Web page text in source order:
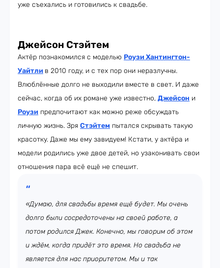
уже съехались и готовились к свадьбе.
Джейсон Стэйтем
Актёр познакомился с моделью Роузи Хантингтон-
Уайтли в 2010 году, и с тех пор они неразлучны.
Влюблённые долго не выходили вместе в свет. И даже
сейчас, когда об их романе уже известно, Джейсон и
Роузи предпочитают как можно реже обсуждать
личную жизнь. Зря Стэйтем пытался скрывать такую
красотку. Даже мы ему завидуем! Кстати, у актёра и
модели родились уже двое детей, но узаконивать свои
отношения пара всё ещё не спешит.
«Думаю, для свадьбы время ещё будет. Мы очень
долго были сосредоточены на своей работе, а
потом родился Джек. Конечно, мы говорим об этом
и ждём, когда придёт это время. Но свадьба не
является для нас приоритетом. Мы и так